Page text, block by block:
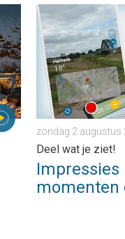
sneeuw in de Andes.
Impressies
zondag 2 augustus
Deel wat je ziet!
Impressies
momenten